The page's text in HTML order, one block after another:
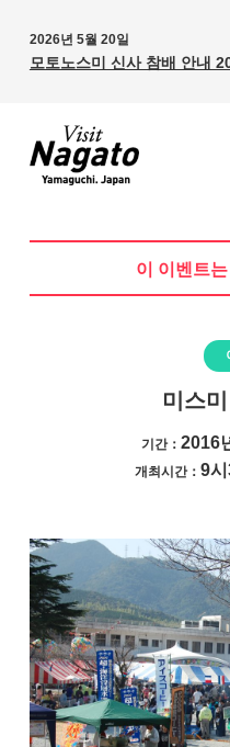
2026년 5월 20일
모토노스미 신사 참배 안내
이 이벤트
미스
기간： 2016
개최시간： 9